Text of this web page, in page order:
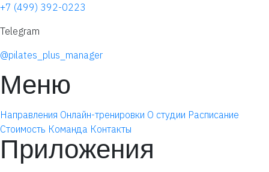
+7 (499) 392-0223
Telegram
@pilates_plus_manager
Меню
Направления Онлайн-тренировки О студии Расписание
Стоимость Команда Контакты
Приложения